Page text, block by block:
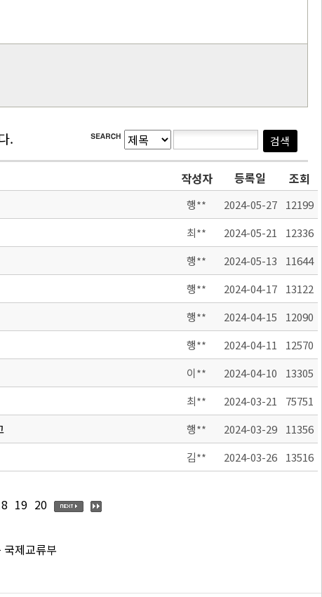
.
작성자 등록일 조회
행** 2024-05-27
12199
최** 2024-05-21
12336
행** 2024-05-13
11644
행** 2024-04-17
13122
행** 2024-04-15
12090
행** 2024-04-11
12570
이** 2024-04-10
13305
최** 2024-03-21
75751
행** 2024-03-29
11356
김** 2024-03-26 13516
19 20
국제교류부